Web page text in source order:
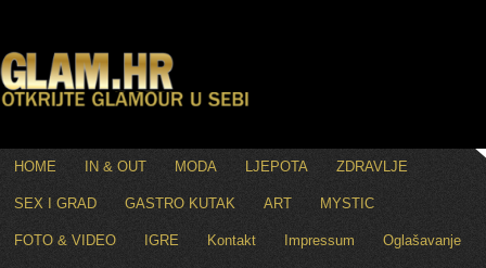
HOME IN & OUT MODA LJEPOTA ZDRAVLJE
SEX I GRAD GASTRO KUTAK ART MYSTIC
FOTO & VIDEO IGRE Kontakt Impressum Oglašavanje